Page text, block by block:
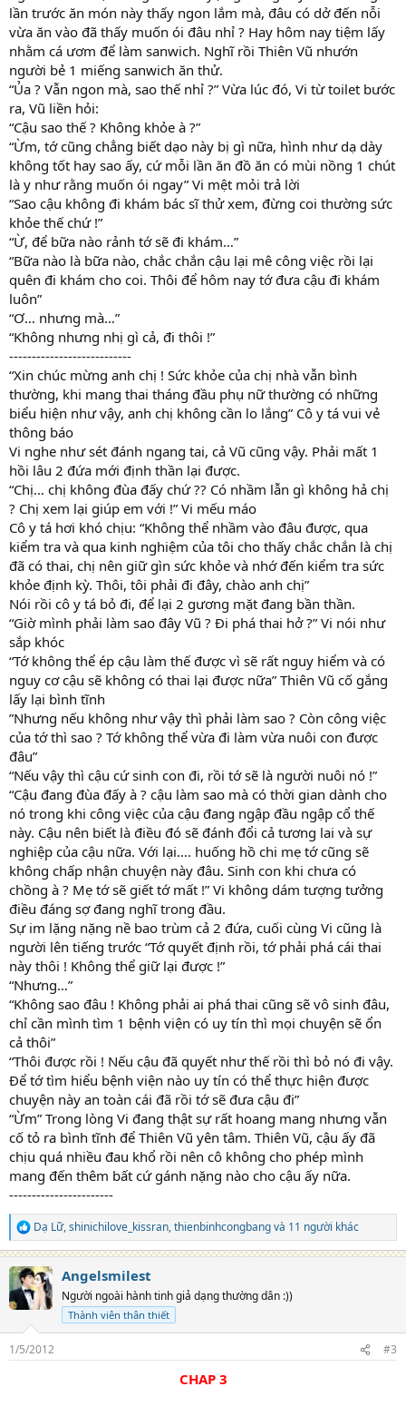
lần trước ăn món này thấy ngon lắm mà, đâu có dở đến nỗi
vừa ăn vào đã thấy muốn ói đâu nhỉ ? Hay hôm nay tiệm lấy
nhằm cá ươm để làm sanwich. Nghĩ rồi Thiên Vũ nhướn
người bẻ 1 miếng sanwich ăn thử.
“Ủa ? Vẫn ngon mà, sao thế nhỉ ?” Vừa lúc đó, Vi từ toilet bước
ra, Vũ liền hỏi:
“Cậu sao thế ? Không khỏe à ?”
“Ừm, tớ cũng chẳng biết dạo này bị gì nữa, hình như dạ dày
không tốt hay sao ấy, cứ mỗi lần ăn đồ ăn có mùi nồng 1 chút
là y như rằng muốn ói ngay” Vi mệt mỏi trả lời
“Sao cậu không đi khám bác sĩ thử xem, đừng coi thường sức
khỏe thế chứ !”
“Ừ, để bữa nào rảnh tớ sẽ đi khám…”
“Bữa nào là bữa nào, chắc chắn cậu lại mê công việc rồi lại
quên đi khám cho coi. Thôi để hôm nay tớ đưa cậu đi khám
luôn”
“Ơ… nhưng mà…”
“Không nhưng nhị gì cả, đi thôi !”
---------------------------
“Xin chúc mừng anh chị ! Sức khỏe của chị nhà vẫn bình
thường, khi mang thai tháng đầu phụ nữ thường có những
biểu hiện như vậy, anh chị không cần lo lắng” Cô y tá vui vẻ
thông báo
Vi nghe như sét đánh ngang tai, cả Vũ cũng vậy. Phải mất 1
hồi lâu 2 đứa mới định thần lại được.
“Chị… chị không đùa đấy chứ ?? Có nhầm lẫn gì không hả chị
? Chị xem lại giúp em với !” Vi mếu máo
Cô y tá hơi khó chịu: “Không thể nhầm vào đâu được, qua
kiểm tra và qua kinh nghiệm của tôi cho thấy chắc chắn là chị
đã có thai, chị nên giữ gìn sức khỏe và nhớ đến kiểm tra sức
khỏe định kỳ. Thôi, tôi phải đi đây, chào anh chị”
Nói rồi cô y tá bỏ đi, để lại 2 gương mặt đang bần thần.
“Giờ mình phải làm sao đây Vũ ? Đi phá thai hở ?” Vi nói như
sắp khóc
“Tớ không thể ép cậu làm thế được vì sẽ rất nguy hiểm và có
nguy cơ cậu sẽ không có thai lại được nữa” Thiên Vũ cố gắng
lấy lại bình tĩnh
”Nhưng nếu không như vậy thì phải làm sao ? Còn công việc
của tớ thì sao ? Tớ không thể vừa đi làm vừa nuôi con được
đâu”
“Nếu vậy thì cậu cứ sinh con đi, rồi tớ sẽ là người nuôi nó !”
“Cậu đang đùa đấy à ? cậu làm sao mà có thời gian dành cho
nó trong khi công việc của cậu đang ngập đầu ngập cổ thế
này. Cậu nên biết là điều đó sẽ đánh đổi cả tương lai và sự
nghiệp của cậu nữa. Với lại…. huống hồ chi mẹ tớ cũng sẽ
không chấp nhận chuyện này đâu. Sinh con khi chưa có
chồng à ? Mẹ tớ sẽ giết tớ mất !” Vi không dám tượng tưởng
điều đáng sợ đang nghĩ trong đầu.
Sự im lặng nặng nề bao trùm cả 2 đứa, cuối cùng Vi cũng là
người lên tiếng trước “Tớ quyết định rồi, tớ phải phá cái thai
này thôi ! Không thể giữ lại được !”
“Nhưng…”
“Không sao đâu ! Không phải ai phá thai cũng sẽ vô sinh đâu,
chỉ cần mình tìm 1 bệnh viện có uy tín thì mọi chuyện sẽ ổn
cả thôi”
“Thôi được rồi ! Nếu cậu đã quyết như thế rồi thì bỏ nó đi vậy.
Để tớ tìm hiểu bệnh viện nào uy tín có thể thực hiện được
chuyện này an toàn cái đã rồi tớ sẽ đưa cậu đi”
“Ừm” Trong lòng Vi đang thật sự rất hoang mang nhưng vẫn
cố tỏ ra bình tĩnh để Thiên Vũ yên tâm. Thiên Vũ, cậu ấy đã
chịu quá nhiều đau khổ rồi nên cô không cho phép mình
mang đến thêm bất cứ gánh nặng nào cho cậu ấy nữa.
-----------------------
R
e
c
t
i
n
s
:
Dạ Lữ,shinichilove_kissran,thienbinhcongbangvà 11 người khác
Angelsmilest
Người ngoài hành tinh giả dạng thường dân :))
Thành viên thân thiết
1/5/2012 #3
CHAP 3